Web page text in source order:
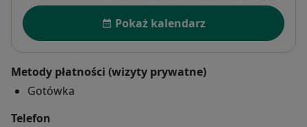
Dostępność
Pokaż kalendarz
Metody płatności (wizyty prywatne)
Gotówka
Telefon